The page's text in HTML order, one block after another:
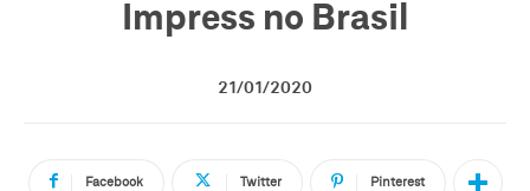
Impress no Brasil
21/01/2020
Facebook Twitter Pinterest